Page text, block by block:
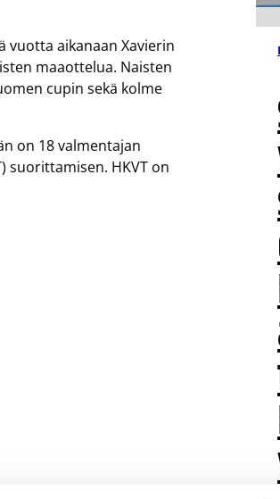
vuotta aikanaan Xavierin
maaottelua. Naisten
cupin sekä kolme
on 18 valmentajan
suorittamisen. HKVT on